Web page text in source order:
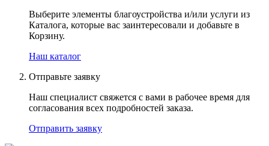
Выберите элементы благоустройства и/или услуги из
Каталога, которые вас заинтересовали и добавьте в
Корзину.
Наш каталог
Отправьте заявку
Наш специалист свяжется с вами в рабочее время для
согласования всех подробностей заказа.
Отправить заявку